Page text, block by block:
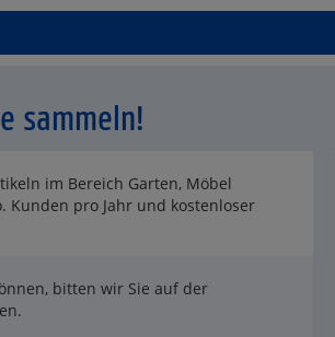
sammeln!
im Bereich Garten, Möbel
Kunden pro Jahr und kostenloser
bitten wir Sie auf der